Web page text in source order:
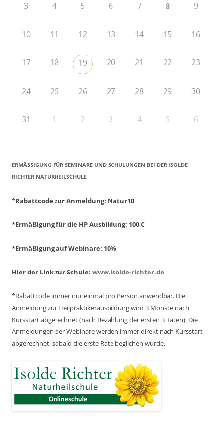
3 4 5 6 7 8 9
10 11 12 13 14 15 16
17 18 19 20 21 22 23
24 25 26 27 28 29 30
31 1 2 3 4 5 6
ERMÄSSIGUNG FÜR SEMINARE UND SCHULUNGEN BEI DER ISOLDE R
ICHTER NATURHEILSCHULE
*Rabattcode zur Anmeldung: Natur10
*Ermäßigung für die HP Ausbildung: 100 €
*Ermäßigung auf Webinare: 10%
Hier der Link zur Schule: www.isolde-richter.de
*Rabattcode immer nur einmal pro Person anwendbar. Die
Anmeldung zur Heilpraktikerausbildung wird 3 Monate nach
Kursstart abgerechnet(nach Bezahlung der ersten 3 Raten). Die
Anmeldungen der Webinare werden immer direkt nach Kursstart
abgerechnet,sobald die erste Rate beglichen wurde.